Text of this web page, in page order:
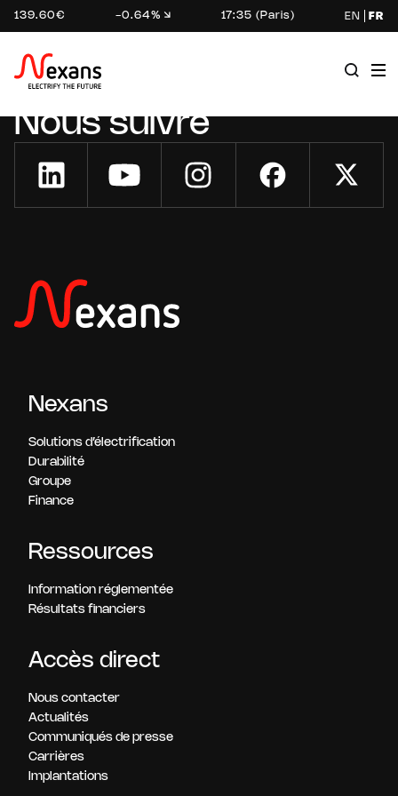
139.60€ -0.64% 17:35 (Paris) EN FR
Nous suivre
Nexans
Solutions d’électrification
Durabilité
Groupe
Finance
Ressources
Information réglementée
Résultats financiers
Accès direct
Nous contacter
Actualités
Communiqués de presse
Carrières
Implantations